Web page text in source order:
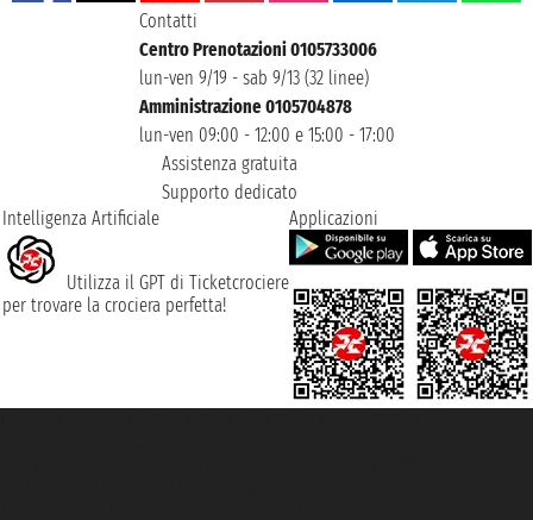
Contatti
Centro Prenotazioni 0105733006
lun-ven 9/19 - sab 9/13 (32 linee)
Amministrazione 0105704878
lun-ven 09:00 - 12:00 e 15:00 - 17:00
Assistenza gratuita
Supporto dedicato
Intelligenza Artificiale
Utilizza il GPT di Ticketcrociere
per trovare la crociera perfetta!
Applicazioni